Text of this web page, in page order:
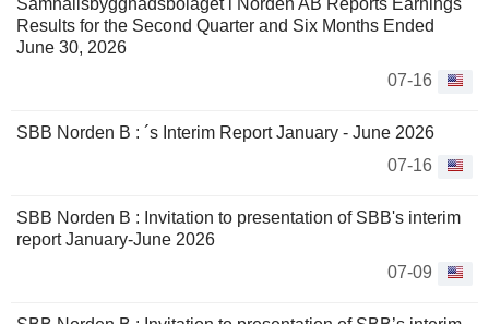
Results for the Second Quarter and Six Months Ended
June 30, 2026
07-16
SBB Norden B : ´s Interim Report January - June 2026
07-16
SBB Norden B : Invitation to presentation of SBB's interim
report January-June 2026
07-09